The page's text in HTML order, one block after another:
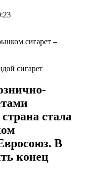
сигарет
стала
В
конец